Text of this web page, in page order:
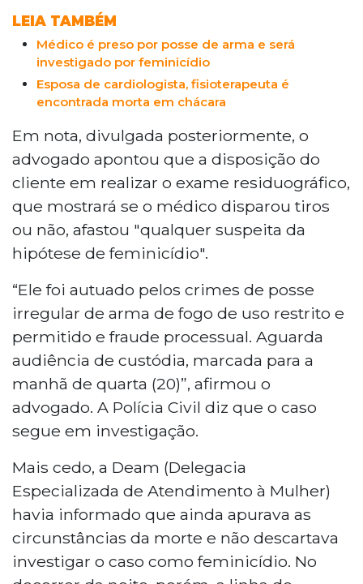
descartou feminicídio. O boletim policial
registrou suicídio. O médico, que é CAC,
nega ter atirado contra a esposa e
aguarda audiência de custódia marcada
para quarta-feira (20).
LEIA TAMBÉM
Médico é preso por posse de arma e será
investigado por feminicídio
Esposa de cardiologista, fisioterapeuta é
encontrada morta em chácara
Em nota, divulgada posteriormente, o
advogado apontou que a disposição do
cliente em realizar o exame residuográfico,
que mostrará se o médico disparou tiros
ou não, afastou "qualquer suspeita da
hipótese de feminicídio".
“Ele foi autuado pelos crimes de posse
irregular de arma de fogo de uso restrito e
permitido e fraude processual. Aguarda
audiência de custódia, marcada para a
manhã de quarta (20)”, afirmou o
advogado. A Polícia Civil diz que o caso
segue em investigação.
Mais cedo, a Deam (Delegacia
Especializada de Atendimento à Mulher)
havia informado que ainda apurava as
circunstâncias da morte e não descartava
investigar o caso como feminicídio. No